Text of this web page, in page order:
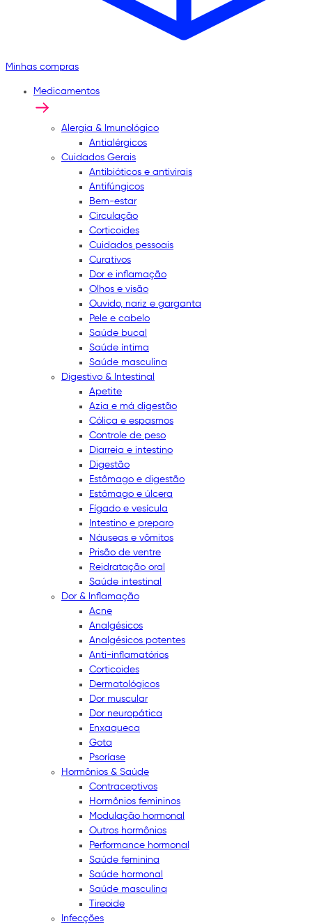
Minhas compras
Medicamentos
Alergia & Imunológico
Antialérgicos
Cuidados Gerais
Antibióticos e antivirais
Antifúngicos
Bem-estar
Circulação
Corticoides
Cuidados pessoais
Curativos
Dor e inflamação
Olhos e visão
Ouvido, nariz e garganta
Pele e cabelo
Saúde bucal
Saúde íntima
Saúde masculina
Digestivo & Intestinal
Apetite
Azia e má digestão
Cólica e espasmos
Controle de peso
Diarreia e intestino
Digestão
Estômago e digestão
Estômago e úlcera
Fígado e vesícula
Intestino e preparo
Náuseas e vômitos
Prisão de ventre
Reidratação oral
Saúde intestinal
Dor & Inflamação
Acne
Analgésicos
Analgésicos potentes
Anti-inflamatórios
Corticoides
Dermatológicos
Dor muscular
Dor neuropática
Enxaqueca
Gota
Psoríase
Hormônios & Saúde
Contraceptivos
Hormônios femininos
Modulação hormonal
Outros hormônios
Performance hormonal
Saúde feminina
Saúde hormonal
Saúde masculina
Tireoide
Infecções